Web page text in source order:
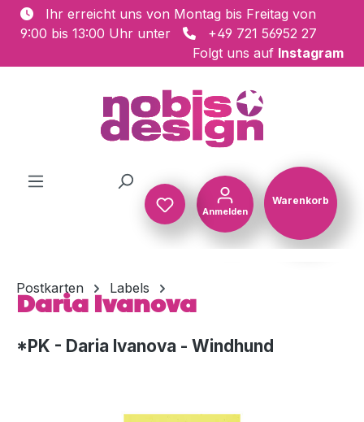
Zum Hauptinhalt springen
Ihr erreicht uns von Montag bis Freitag von
9:00 bis 13:00 Uhr unter
+49 721 56952 27
Folgt uns auf Instagram
Anmelden
Warenkorb
Postkarten Labels
Daria Ivanova
*PK - Daria Ivanova - Windhund
Bildergalerie überspringen